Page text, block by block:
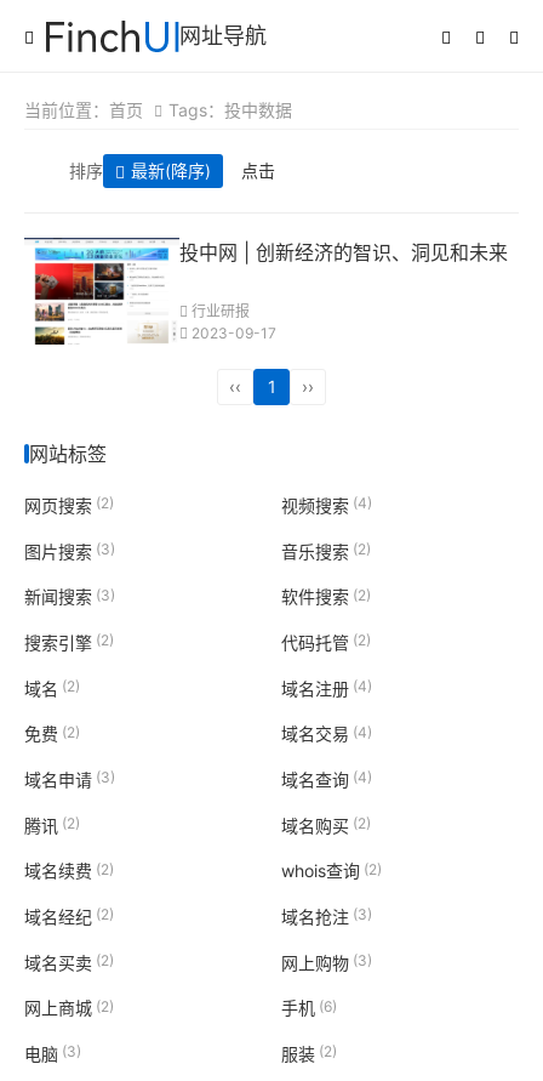
网址导航
当前位置： 首页 Tags：投中数据
排序 最新(降序) 点击
投中网 | 创新经济的智识、洞见和未来
行业研报
2023-09-17
‹‹ 1 ››
网站标签
网页搜索 (2) 视频搜索 (4)
图片搜索 (3) 音乐搜索 (2)
新闻搜索 (3) 软件搜索 (2)
搜索引擎 (2) 代码托管(2)
域名 (2) 域名注册(4)
免费 (2) 域名交易 (4)
域名申请 (3) 域名查询(4)
腾讯 (2) 域名购买(2)
域名续费 (2) whois查询(2)
域名经纪 (2) 域名抢注(3)
域名买卖 (2) 网上购物(3)
网上商城 (2) 手机 (6)
电脑 (3) 服装(2)